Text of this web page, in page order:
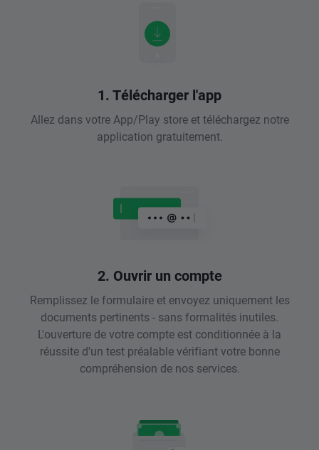
1. Télécharger l'app
Allez dans votre App/Play store et téléchargez notre
application gratuitement.
2. Ouvrir un compte
Remplissez le formulaire et envoyez uniquement les
documents pertinents - sans formalités inutiles.
L'ouverture de votre compte est conditionnée à la
réussite d'un test préalable vérifiant votre bonne
compréhension de nos services.